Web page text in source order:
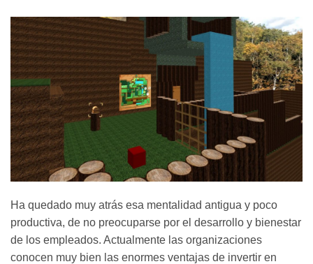
Ha quedado muy atrás esa mentalidad antigua y poco
productiva, de no preocuparse por el desarrollo y bienestar
de los empleados. Actualmente las organizaciones
conocen muy bien las enormes ventajas de invertir en